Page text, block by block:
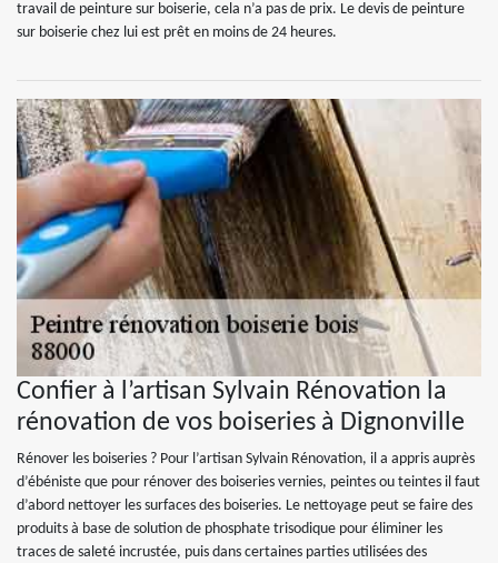
travail de peinture sur boiserie, cela n’a pas de prix. Le devis de peinture
sur boiserie chez lui est prêt en moins de 24 heures.
Confier à l’artisan Sylvain Rénovation la
rénovation de vos boiseries à Dignonville
Rénover les boiseries ? Pour l’artisan Sylvain Rénovation, il a appris auprès
d’ébéniste que pour rénover des boiseries vernies, peintes ou teintes il faut
d’abord nettoyer les surfaces des boiseries. Le nettoyage peut se faire des
produits à base de solution de phosphate trisodique pour éliminer les
traces de saleté incrustée, puis dans certaines parties utilisées des